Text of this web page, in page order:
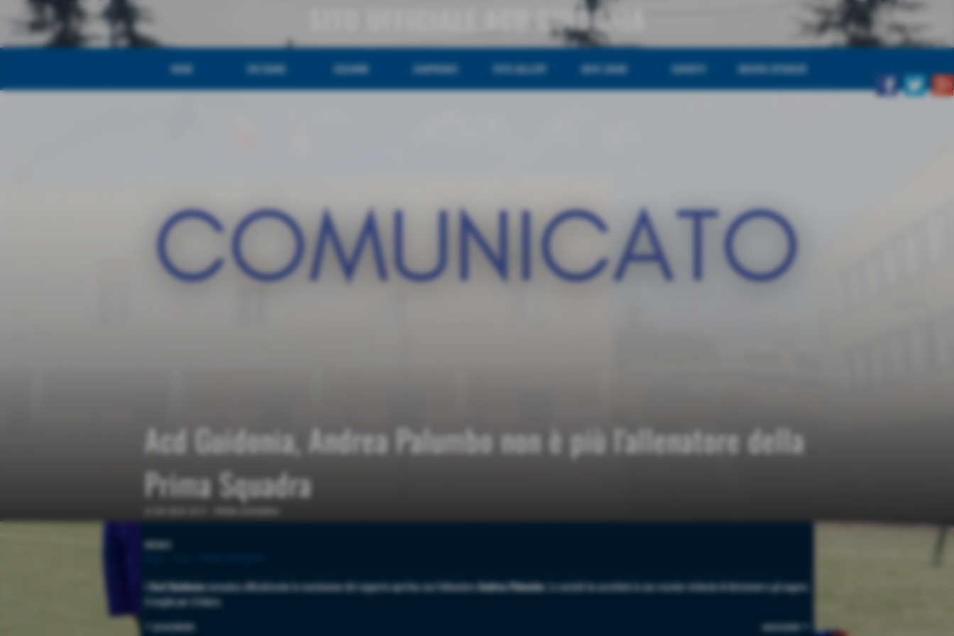
SITO UFFICIALE ACD GUIDONIA
HOME CHI SIAMO SQUADRE CAMPIONATI FOTO GALLERY DOVE SIAMO CONTATTI DIVENTA SPONSOR
news
Acd Guidonia, Andrea Palumbo non è più l'allenatore della
Prima Squadra
L'Acd Guidoniacomunica ufficialmente la conclusione del rapporto sportivo con l'allenatoreAndrea Palumbo. La società ha accettato la sua recente richiesta di dimissioni e gli augura
il meglio per il futuro.
<< precedente
successivo >>